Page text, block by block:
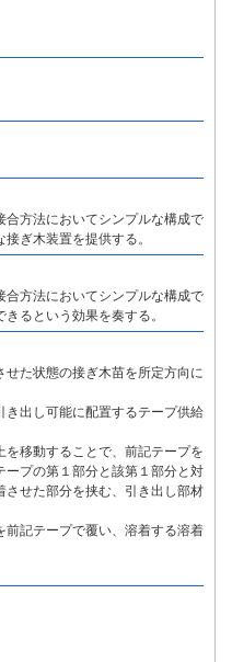
合方法においてシンプルな構成で
ぎ木装置を提供する。
合方法においてシンプルな構成で
るという効果を奏する。
た状態の接ぎ木苗を所定方向に
出し可能に配置するテープ供給
移動することで、前記テープを
プの第１部分と該第１部分と対
せた部分を挟む、引き出し部材
記テープで覆い、溶着する溶着